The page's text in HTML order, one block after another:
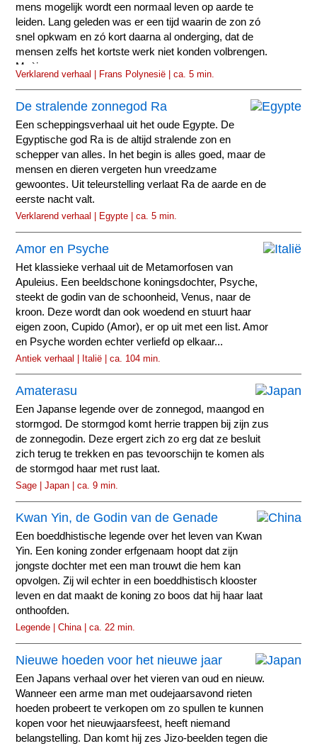
mens mogelijk wordt een normaal leven op aarde te
leiden. Lang geleden was er een tijd waarin de zon zó
snel opkwam en zó kort daarna al onderging, dat de
mensen zelfs het kortste werk niet konden volbrengen.
Maùi...
Verklarend verhaal | Frans Polynesië | ca. 5 min.
De stralende zonnegod Ra
Een scheppingsverhaal uit het oude Egypte. De
Egyptische god Ra is de altijd stralende zon en
schepper van alles. In het begin is alles goed, maar de
mensen en dieren vergeten hun vreedzame
gewoontes. Uit teleurstelling verlaat Ra de aarde en de
eerste nacht valt.
Verklarend verhaal | Egypte | ca. 5 min.
Amor en Psyche
Het klassieke verhaal uit de Metamorfosen van
Apuleius. Een beeldschone koningsdochter, Psyche,
steekt de godin van de schoonheid, Venus, naar de
kroon. Deze wordt dan ook woedend en stuurt haar
eigen zoon, Cupido (Amor), er op uit met een list. Amor
en Psyche worden echter verliefd op elkaar...
Antiek verhaal | Italië | ca. 104 min.
Amaterasu
Een Japanse legende over de zonnegod, maangod en
stormgod. De stormgod komt herrie trappen bij zijn zus
de zonnegodin. Deze ergert zich zo erg dat ze besluit
zich terug te trekken en pas tevoorschijn te komen als
de stormgod haar met rust laat.
Sage | Japan | ca. 9 min.
Kwan Yin, de Godin van de Genade
Een boeddhistische legende over het leven van Kwan
Yin. Een koning zonder erfgenaam hoopt dat zijn
jongste dochter met een man trouwt die hem kan
opvolgen. Zij wil echter in een boeddhistisch klooster
leven en dat maakt de koning zo boos dat hij haar laat
onthoofden.
Legende | China | ca. 22 min.
Nieuwe hoeden voor het nieuwe jaar
Een Japans verhaal over het vieren van oud en nieuw.
Wanneer een arme man met oudejaarsavond rieten
hoeden probeert te verkopen om zo spullen te kunnen
kopen voor het nieuwjaarsfeest, heeft niemand
belangstelling. Dan komt hij zes Jizo-beelden tegen die